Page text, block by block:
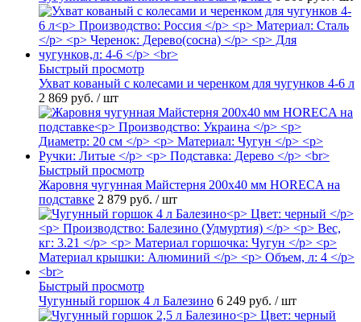
Быстрый просмотр
Ухват кованый с колесами и черенком для чугунков 4-6 л
2 869 руб. / шт
Быстрый просмотр
Жаровня чугунная Майстерня 200х40 мм HORECA на
подставке 2 879 руб. / шт
Быстрый просмотр
Чугунный горшок 4 л Балезино 6 249 руб. / шт